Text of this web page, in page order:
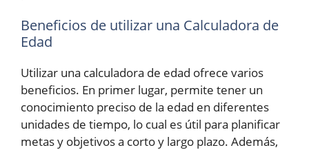
Beneficios de utilizar una Calculadora de
Edad
Utilizar una calculadora de edad ofrece varios
beneficios. En primer lugar, permite tener un
conocimiento preciso de la edad en diferentes
unidades de tiempo, lo cual es útil para planificar
metas y objetivos a corto y largo plazo. Además,